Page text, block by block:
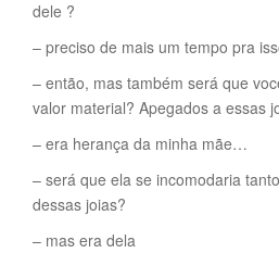
dele ?
– preciso de mais um tempo pra
– então, mas também será que
valor material? Apegados a essas
– era herança da minha mãe…
– será que ela se incomodaria
dessas joias?
– mas era dela